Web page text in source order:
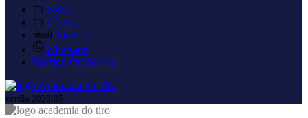
▢ Fotos
▢ Vídeos
mailContato
Whatsapp
hearing Ouvidoria
versão 2026/05